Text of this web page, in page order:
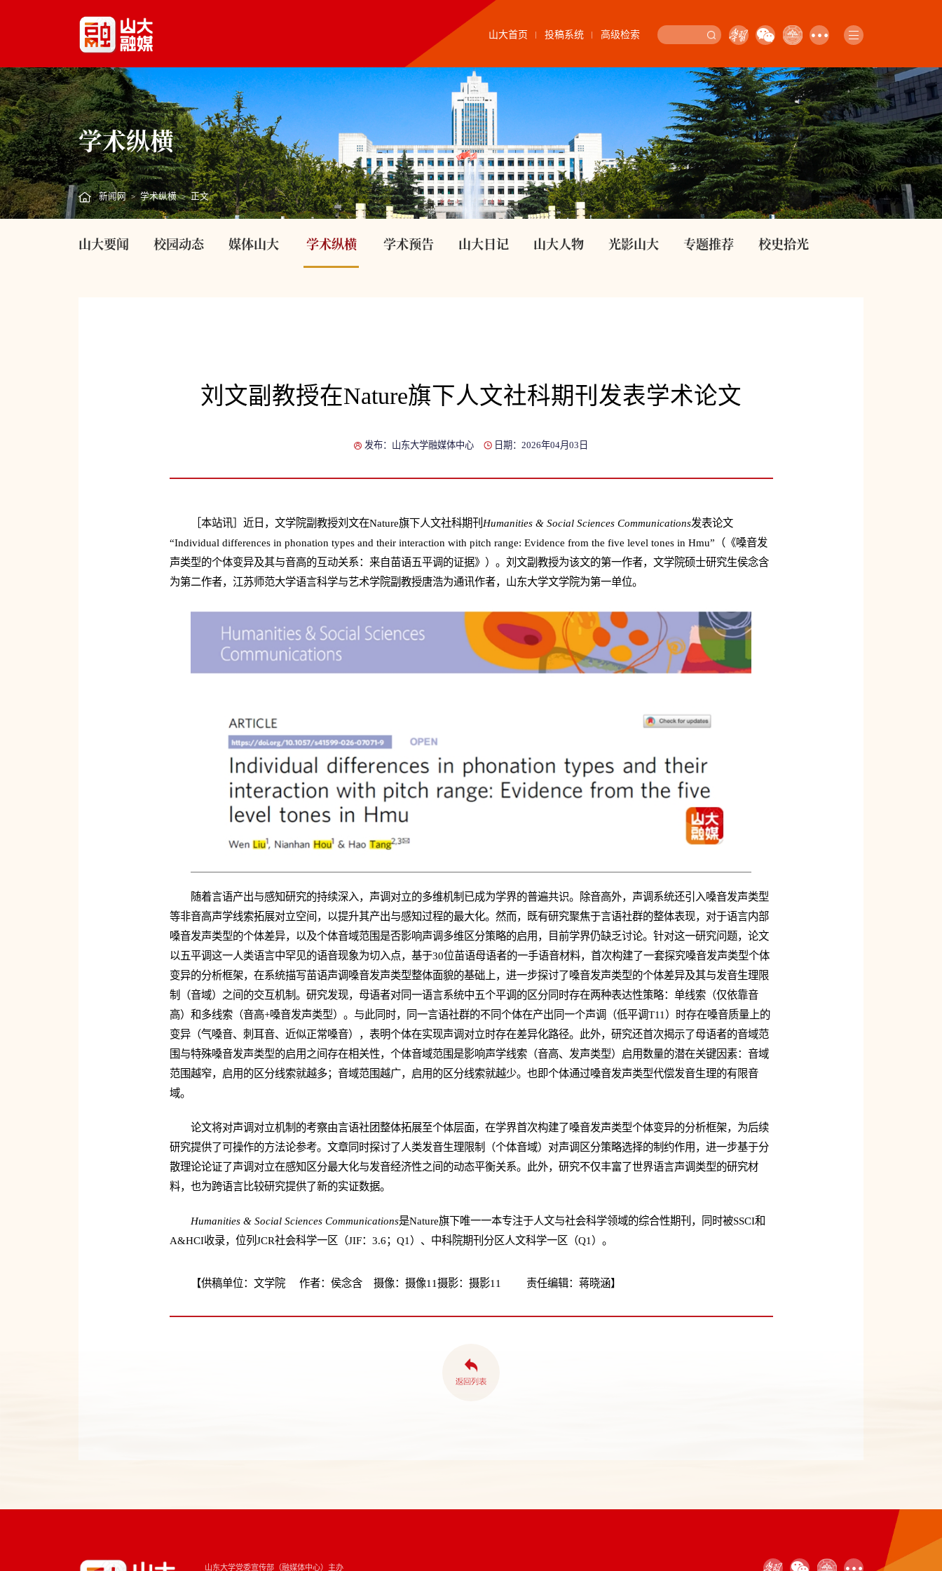
山大首页 投稿系统 高级检索
学术纵横
新闻网 > 学术纵横 > 正文
山大要闻 校园动态 媒体山大 学术纵横 学术预告 山大日记 山大人物 光影山大 专题推荐 校史拾光
刘文副教授在Nature旗下人文社科期刊发表学术论文
发布：山东大学融媒体中心 日期：2026年04月03日
［本站讯］近日，文学院副教授刘文在Nature旗下人文社科期刊 Humanities & Social Sciences Communications发表论文
“Individual differences in phonation types and their interaction with pitch range: Evidence from the five level tones in Hmu”（《嗓音发
声类型的个体变异及其与音高的互动关系：来自苗语五平调的证据》）。刘文副教授为该文的第一作者，文学院硕士研究生侯念含
为第二作者，江苏师范大学语言科学与艺术学院副教授唐浩为通讯作者，山东大学文学院为第一单位。
随着言语产出与感知研究的持续深入，声调对立的多维机制已成为学界的普遍共识。除音高外，声调系统还引入嗓音发声类型
等非音高声学线索拓展对立空间，以提升其产出与感知过程的最大化。然而，既有研究聚焦于言语社群的整体表现，对于语言内部
嗓音发声类型的个体差异，以及个体音域范围是否影响声调多维区分策略的启用，目前学界仍缺乏讨论。针对这一研究问题，论文
以五平调这一人类语言中罕见的语音现象为切入点，基于30位苗语母语者的一手语音材料，首次构建了一套探究嗓音发声类型个体
变异的分析框架，在系统描写苗语声调嗓音发声类型整体面貌的基础上，进一步探讨了嗓音发声类型的个体差异及其与发音生理限
制（音域）之间的交互机制。研究发现，母语者对同一语言系统中五个平调的区分同时存在两种表达性策略：单线索（仅依靠音
高）和多线索（音高+嗓音发声类型）。与此同时，同一言语社群的不同个体在产出同一个声调（低平调T11）时存在嗓音质量上的
变异（气嗓音、刺耳音、近似正常嗓音），表明个体在实现声调对立时存在差异化路径。此外，研究还首次揭示了母语者的音域范
围与特殊嗓音发声类型的启用之间存在相关性，个体音域范围是影响声学线索（音高、发声类型）启用数量的潜在关键因素：音域
范围越窄，启用的区分线索就越多；音域范围越广，启用的区分线索就越少。也即个体通过嗓音发声类型代偿发音生理的有限音
域。
论文将对声调对立机制的考察由言语社团整体拓展至个体层面，在学界首次构建了嗓音发声类型个体变异的分析框架，为后续
研究提供了可操作的方法论参考。文章同时探讨了人类发音生理限制（个体音域）对声调区分策略选择的制约作用，进一步基于分
散理论论证了声调对立在感知区分最大化与发音经济性之间的动态平衡关系。此外，研究不仅丰富了世界语言声调类型的研究材
料，也为跨语言比较研究提供了新的实证数据。
Humanities & Social Sciences Communications是Nature旗下唯一一本专注于人文与社会科学领域的综合性期刊，同时被SSCI和
A&HCI收录，位列JCR社会科学一区（JIF：3.6；Q1）、中科院期刊分区人文科学一区（Q1）。
【供稿单位：文学院 作者：侯念含 摄像：摄像11摄影：摄影11 责任编辑：蒋晓涵】
山东大学党委宣传部（融媒体中心）主办